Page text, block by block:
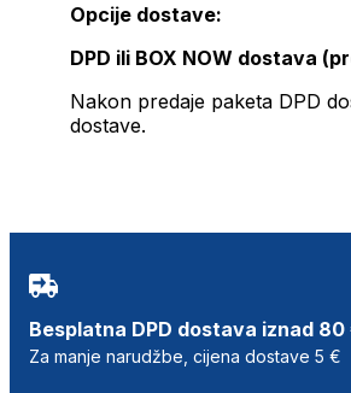
Opcije dostave:
DPD ili BOX NOW dostava
Nakon predaje paketa DPD
dostave.
Besplatna DPD dostava iznad 80
Za manje narudžbe, cijena dostave 5 €